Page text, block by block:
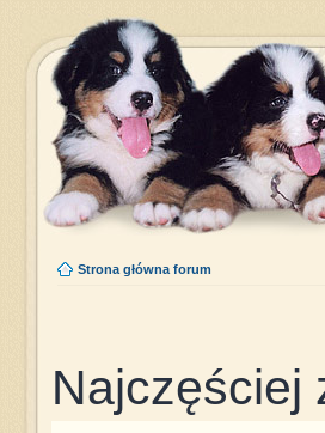
Strona główna forum
Najczęściej